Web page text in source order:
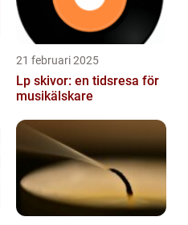
21 februari 2025
Lp skivor: en tidsresa för
musikälskare